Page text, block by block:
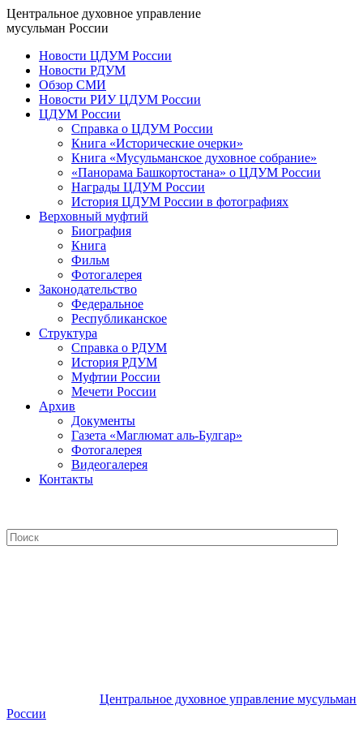
Центральное духовное управление
мусульман России
Новости ЦДУМ России
Новости РДУМ
Обзор СМИ
Новости РИУ ЦДУМ России
ЦДУМ России
Справка о ЦДУМ России
Книга «Исторические очерки»
Книга «Мусульманское духовное собрание»
«Панорама Башкортостана» о ЦДУМ России
Награды ЦДУМ России
История ЦДУМ России в фотографиях
Верховный муфтий
Биография
Книга
Фильм
Фотогалерея
Законодательство
Федеральное
Республиканское
Структура
Справка о РДУМ
История РДУМ
Муфтии России
Мечети России
Архив
Документы
Газета «Маглюмат аль-Булгар»
Фотогалерея
Видеогалерея
Контакты
Центральное духовное управление мусульман
России